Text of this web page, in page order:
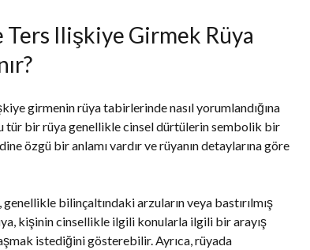
Ters Ilişkiye Girmek Rüya
girmenin rüya tabirlerinde nasıl yorumlandığına
bir rüya genellikle cinsel dürtülerin sembolik bir
özgü bir anlamı vardır ve rüyanın detaylarına göre
bilinçaltındaki arzuların veya bastırılmış
kişinin cinsellikle ilgili konularla ilgili bir arayış
istediğini gösterebilir. Ayrıca, rüyada